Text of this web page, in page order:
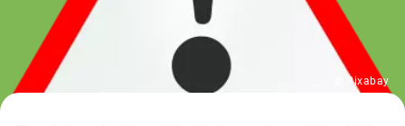
© Pixabay